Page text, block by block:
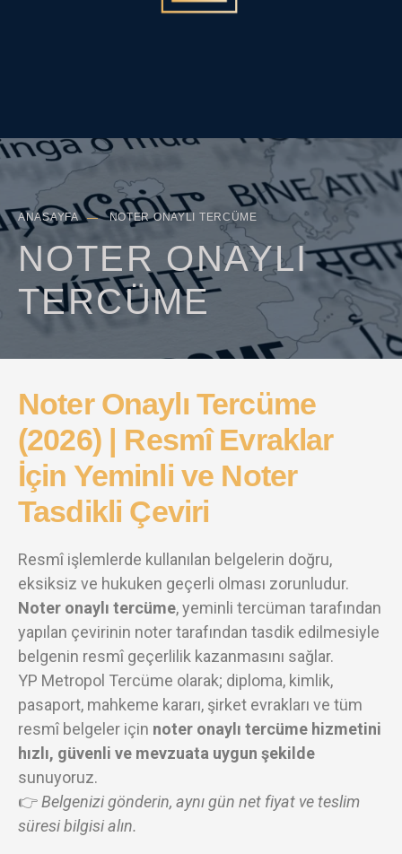
ANASAYFA NOTER ONAYLI TERCÜME
NOTER ONAYLI
TERCÜME
Noter Onaylı Tercüme
(2026) | Resmî Evraklar
İçin Yeminli ve Noter
Tasdikli Çeviri
Resmî işlemlerde kullanılan belgelerin doğru,
eksiksiz ve hukuken geçerli olması zorunludur.
Noter onaylı tercüme, yeminli tercüman tarafından
yapılan çevirinin noter tarafından tasdik edilmesiyle
belgenin resmî geçerlilik kazanmasını sağlar.
YP Metropol Tercüme olarak; diploma, kimlik,
pasaport, mahkeme kararı, şirket evrakları ve tüm
resmî belgeler için noter onaylı tercüme hizmetini
hızlı, güvenli ve mevzuata uygun şekilde
sunuyoruz.
👉Belgenizi gönderin, aynı gün net fiyat ve teslim
süresi bilgisi alın.